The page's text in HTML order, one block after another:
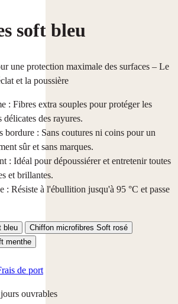
soft bleu
une protection maximale des surfaces – Le
et la poussière
: Fibres extra souples pour protéger les
délicates des rayures.
bordure : Sans coutures ni coins pour un
sûr et sans marques.
: Idéal pour dépoussiérer et entretenir toutes
et brillantes.
: Résiste à l'ébullition jusqu'à 95 °C et passe
bleu
Chiffon microfibres Soft rosé
menthe
de port
ouvrables